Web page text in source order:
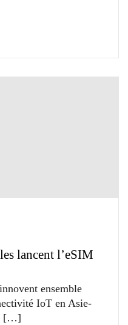
lancent l’eSIM
ensemble
IoT en Asie-